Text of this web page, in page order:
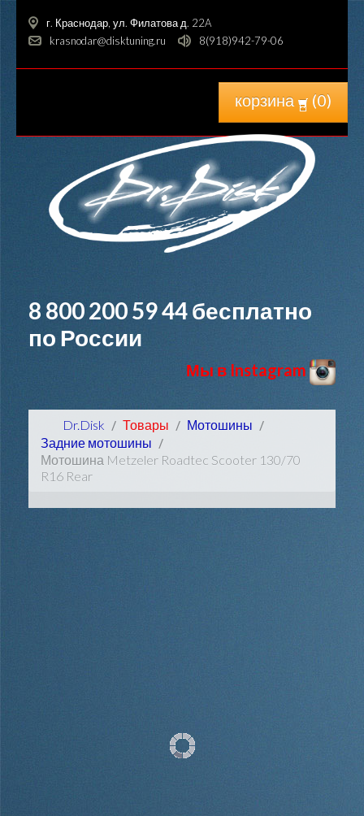
г. Краснодар, ул. Филатова д. 22A
krasnodar@disktuning.ru
8(918)942-79-06
корзина (0)
8 800 200 59 44бесплатно
по России
Мы в Instagram
Dr.Disk Товары
Мотошины
Задние мотошины
Мотошина Metzeler Roadtec Scooter 130/70
R16 Rear